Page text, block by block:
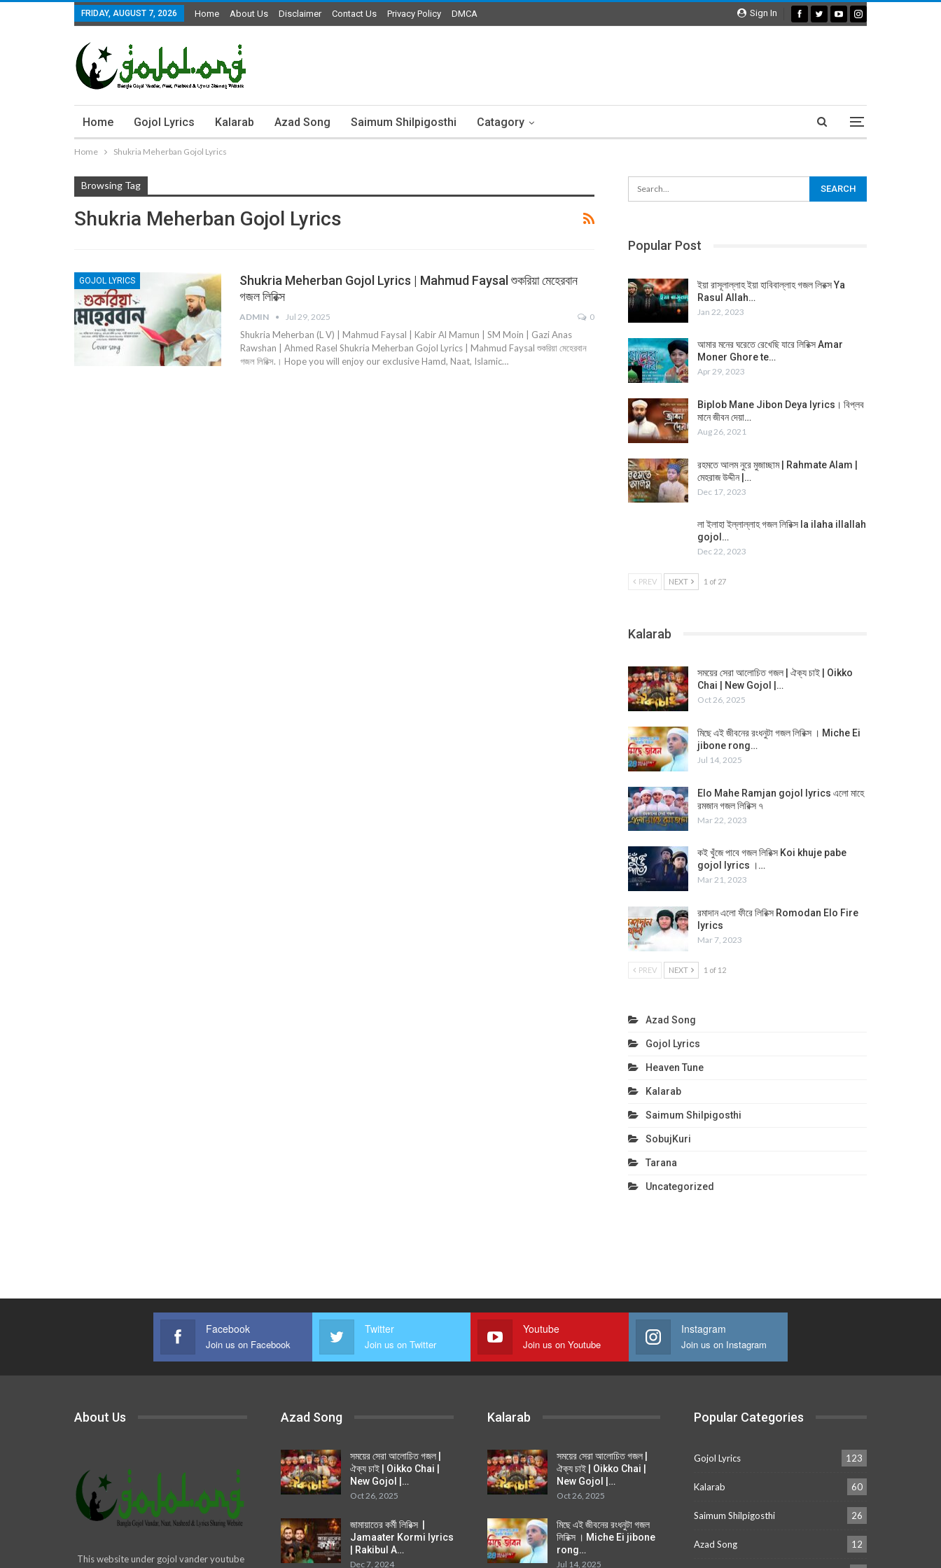
Sign In
FRIDAY, AUGUST 7, 2026 Home About Us Disclaimer Contact Us Privacy Policy DMCA
Home Gojol Lyrics Kalarab Azad Song Saimum Shilpigosthi Catagory
Home Shukria Meherban Gojol Lyrics
Browsing Tag
Shukria Meherban Gojol Lyrics
GOJOL LYRICS
Shukria Meherban Gojol Lyrics | Mahmud Faysal শুকরিয়া মেহেরবান
গজল লিরিক্স
ADMIN Jul 29, 2025 0
Shukria Meherban (L V) | Mahmud Faysal | Kabir Al Mamun | SM Moin | Gazi Anas
Rawshan | Ahmed Rasel Shukria Meherban Gojol Lyrics | Mahmud Faysal শুকরিয়া মেহেরবান
গজল লিরিক্স.। Hope you will enjoy our exclusive Hamd, Naat, Islamic…
Popular Post
ইয়া রাসূলাল্লাহ ইয়া হাবিবাল্লাহ গজল লিরক্স Ya
Rasul Allah…
Jan 22, 2023
আমার মনের ঘরেতে রেখেছি যারে লিরিক্স Amar
Moner Ghore te…
Apr 29, 2023
Biplob Mane Jibon Deya lyrics। বিপ্লব
মানে জীবন দেয়া…
Aug 26, 2021
রহমতে আলম নুরে মুজাচ্ছাম | Rahmate Alam |
মেহরাজ উদ্দীন |…
Dec 17, 2023
লা ইলাহা ইল্লাল্লাহ গজল লিরিক্স la ilaha illallah
gojol…
Dec 22, 2023
PREV NEXT 1 of 27
Kalarab
সময়ের সেরা আলোচিত গজল | ঐক্য চাই | Oikko
Chai | New Gojol |…
Oct 26, 2025
মিছে এই জীবনের রংধনুটা গজল লিরিক্স । Miche Ei
jibone rong…
Jul 14, 2025
Elo Mahe Ramjan gojol lyrics এলো মাহে
রমজান গজল লিরিক্স ৭
Mar 22, 2023
কই খুঁজে পাবে গজল লিরিক্স Koi khuje pabe
gojol lyrics ।…
Mar 21, 2023
রমাদান এলো ফীরে লিরিক্স Romodan Elo Fire
lyrics
Mar 7, 2023
PREV NEXT 1 of 12
Azad Song
Gojol Lyrics
Heaven Tune
Kalarab
Saimum Shilpigosthi
SobujKuri
Tarana
Uncategorized
Facebook
Join us on Facebook
Twitter
Join us on Twitter
Youtube
Join us on Youtube
Instagram
Join us on Instagram
About Us
This website under gojol vander youtube
Azad Song
সময়ের সেরা আলোচিত গজল |
ঐক্য চাই | Oikko Chai |
New Gojol |…
Oct 26, 2025
জামায়াতের কর্মী লিরিক্স |
Jamaater Kormi lyrics
| Rakibul A…
Dec 7, 2024
Kalarab
সময়ের সেরা আলোচিত গজল |
ঐক্য চাই | Oikko Chai |
New Gojol |…
Oct 26, 2025
মিছে এই জীবনের রংধনুটা গজল
লিরিক্স । Miche Ei jibone
rong…
Jul 14, 2025
Popular Categories
Gojol Lyrics 123
Kalarab 60
Saimum Shilpigosthi 26
Azad Song 12